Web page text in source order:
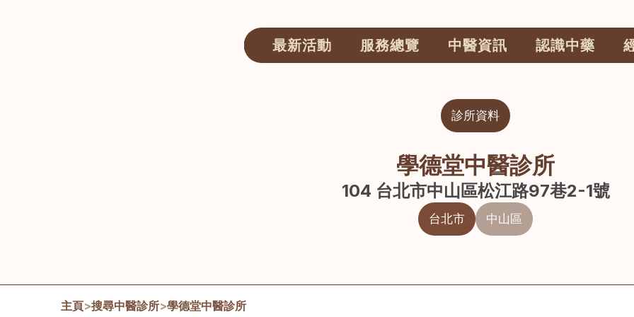
最新活動 服務總覽 中醫資訊 認識中藥
診所資料
學德堂中醫診所
104 台北市中山區松江路97巷2-1號
台北市 中山區
主頁>搜尋中醫診所>學德堂中醫診所